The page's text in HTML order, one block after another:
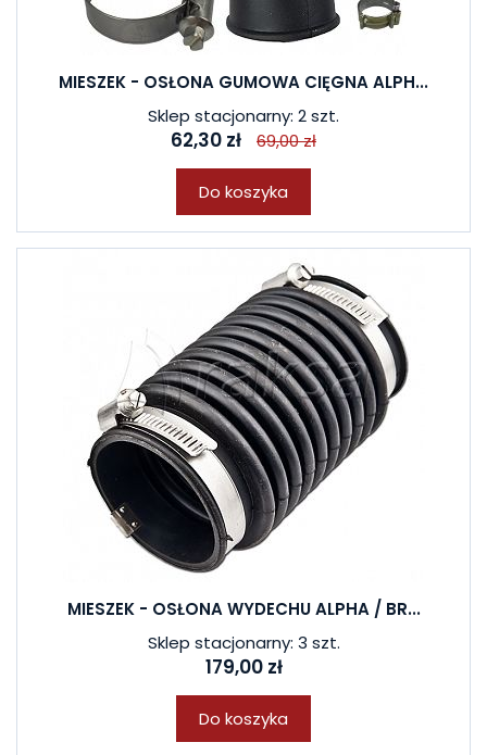
MIESZEK - OSŁONA GUMOWA CIĘGNA ALPH...
Sklep stacjonarny: 2 szt.
62,30 zł 69,00 zł
Do koszyka
MIESZEK - OSŁONA WYDECHU ALPHA / BR...
Sklep stacjonarny: 3 szt.
179,00 zł
Do koszyka